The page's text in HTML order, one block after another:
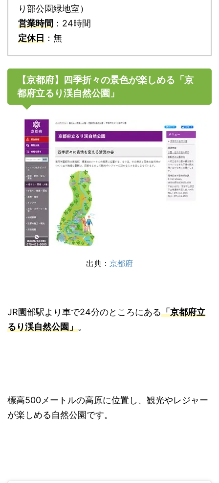
り部公園緑地室）
営業時間 ：24時間
定休日 ：無
【京都府】四季折々の景色が楽しめる「京
都府立るり渓自然公園」
出典： 京都府
JR園部駅より車で24分のところにある「京都府立
るり渓自然公園」。
標高500メートルの高原に位置し、観光やレジャー
が楽しめる自然公園です。